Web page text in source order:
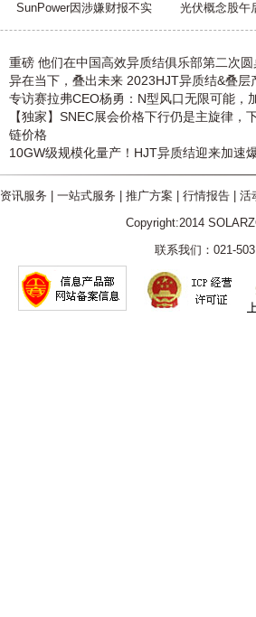
SunPower因涉嫌财报不实 光伏概念股午
重磅 他们在中国高效异质结俱乐部第二次
异在当下，叠出未来 2023HJT异质结&叠层
专访赛拉弗CEO杨勇：N型风口无限可能，
【独家】SNEC展会价格下行仍是主旋律，
链价格
10GW级规模化量产！HJT异质结迎来加速
资讯服务 一站式服务 推广方案 行情报告| 活
Copyright:2014
联系我们：021-